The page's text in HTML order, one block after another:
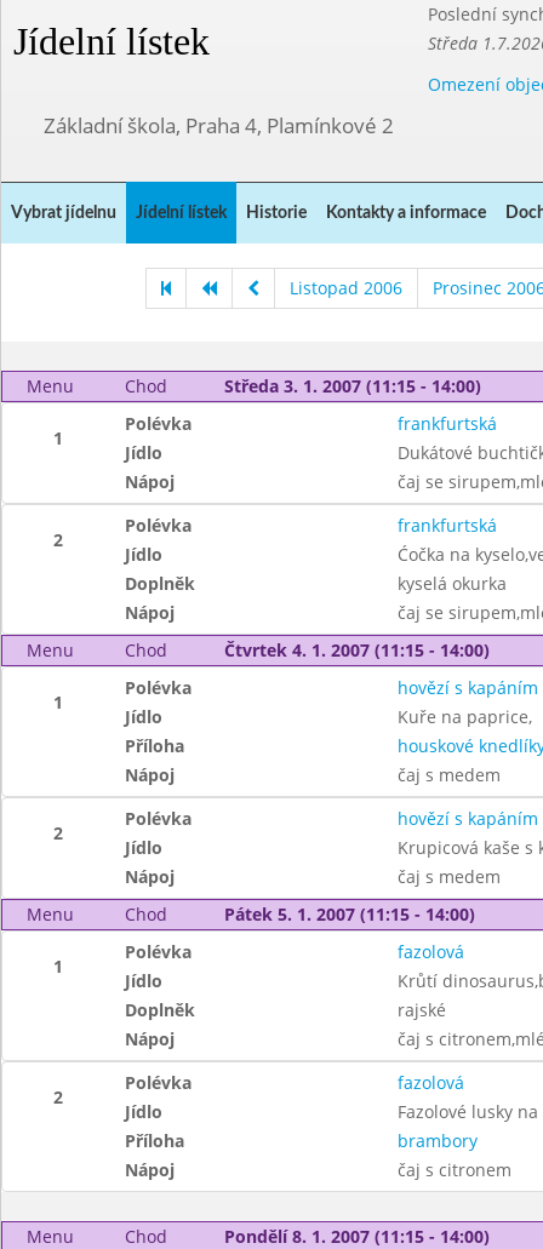
Jídelní lístek
Poslední
Středa
Omezení
Základní škola, Praha 4, Plamínkové 2
Vybrat jídelnu Jídelní lístek Historie Kontakty a informace
Listopad 2006 Prosinec
Menu Chod Středa 3. 1. 2007 (11:15 - 14:00)
1
Polévka
frankfurtská
Jídlo
Dukátové
Nápoj
čaj se
2
Polévka
frankfurtská
Jídlo
Ćočka na
Doplněk
kyselá okurka
Nápoj
čaj se
Menu
Chod Čtvrtek 4. 1. 2007 (11:15 - 14:00)
1
Polévka
hovězí s kapáním
Jídlo
Kuře na paprice,
Příloha
houskové
Nápoj
čaj s medem
2
Polévka
hovězí s kapáním
Jídlo
Krupicová kaše s
Nápoj
čaj s medem
Menu
Chod Pátek 5. 1. 2007 (11:15 - 14:00)
1
Polévka
fazolová
Jídlo
Krůtí
Doplněk
rajské
Nápoj
čaj s
2
Polévka
fazolová
Jídlo
Fazolové lusky
Příloha
brambory
Nápoj
čaj s citronem
Menu Chod Pondělí 8. 1. 2007 (11:15 - 14:00)